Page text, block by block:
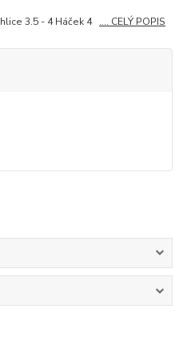
3.5 - 4 Háček 4 .... CELÝ POPIS